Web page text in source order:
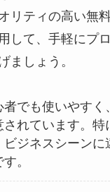
リティの高い無
して、手軽にプ
ましょう。
者でも使いやすく
されています。特
ジネスシーンに
。